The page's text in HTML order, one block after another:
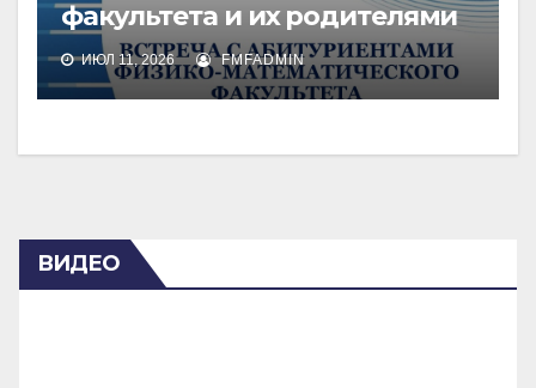
факультета и их родителями
ИЮЛ 11, 2026 FMFADMIN
ВИДЕО